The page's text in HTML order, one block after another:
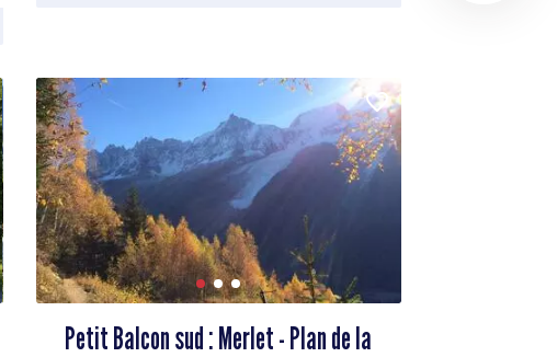
Petit Balcon sud : Merlet - Plan de la